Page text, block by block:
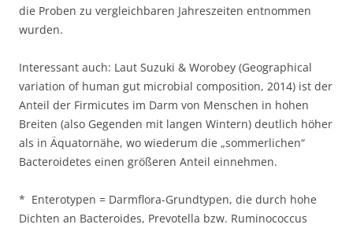
die Proben zu vergleichbaren Jahreszeiten entnommen
wurden.
Interessant auch: Laut Suzuki & Worobey (Geographical
variation of human gut microbial composition, 2014) ist der
Anteil der Firmicutes im Darm von Menschen in hohen
Breiten (also Gegenden mit langen Wintern) deutlich höher
als in Äquatornähe, wo wiederum die „sommerlichen“
Bacteroidetes einen größeren Anteil einnehmen.
* Enterotypen = Darmflora-Grundtypen, die durch hohe
Dichten an Bacteroides, Prevotella bzw. Ruminococcus